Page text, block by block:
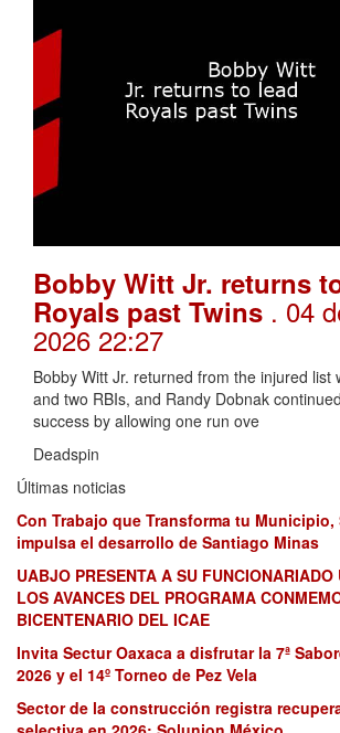
Bobby Witt Jr. returns
Royals past Twins . 04
2026 22:27
Bobby Witt Jr. returned from the injured list
and two RBIs, and Randy Dobnak
success by allowing one run ove
Deadspin
Últimas noticias
Con Trabajo que Transforma tu Municipio,
impulsa el desarrollo de Santiago Minas
UABJO PRESENTA A SU FUNCIONARIADO
LOS AVANCES DEL PROGRAMA
BICENTENARIO DEL ICAE
Invita Sectur Oaxaca a disfrutar la 7ª
2026 y el 14º Torneo de Pez Vela
Sector de la construcción registra